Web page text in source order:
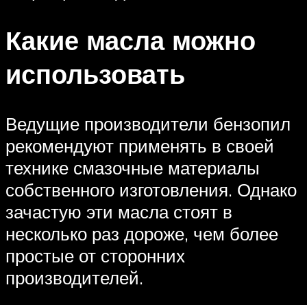
Какие масла можно
использовать
Ведущие производители бензопил
рекомендуют применять в своей
технике смазочные материалы
собственного изготовления. Однако
зачастую эти масла стоят в
несколько раз дороже, чем более
простые от сторонних
производителей.